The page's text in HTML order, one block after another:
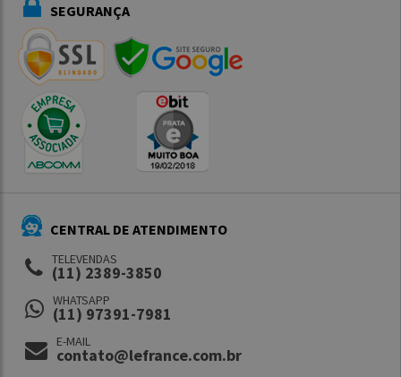
SEGURANÇA
CENTRAL DE ATENDIMENTO
TELEVENDAS
(11) 2389-3850
WHATSAPP
(11) 97391-7981
E-MAIL
contato@lefrance.com.br